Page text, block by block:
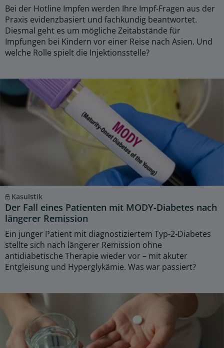
Bei der Hotline Impfen werden Ihre Impf-Fragen aus der
Praxis evidenzbasiert und fachkundig beantwortet.
Diesmal geht es um mögliche Zeitabstände für
Impfungen bei Kindern vor einer Reise nach Asien. Und
welche Rolle spielt die Injektionsstelle?
Kasuistik
Der Fall eines Patienten mit MODY-Diabetes nach
längerer Remission
Ein junger Patient mit diagnostiziertem Typ-2-Diabetes
stellte sich nach längerer Remission ohne
antidiabetische Therapie wieder vor – mit akuter
Entgleisung und Hyperglykämie. Was war passiert?